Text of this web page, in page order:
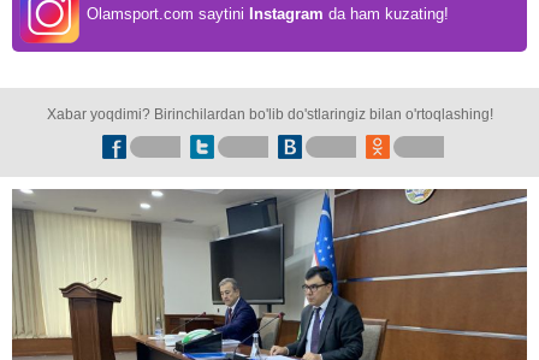
Olamsport.com saytini Instagram da ham kuzating!
Xabar yoqdimi? Birinchilardan bo'lib do'stlaringiz bilan o'rtoqlashing!